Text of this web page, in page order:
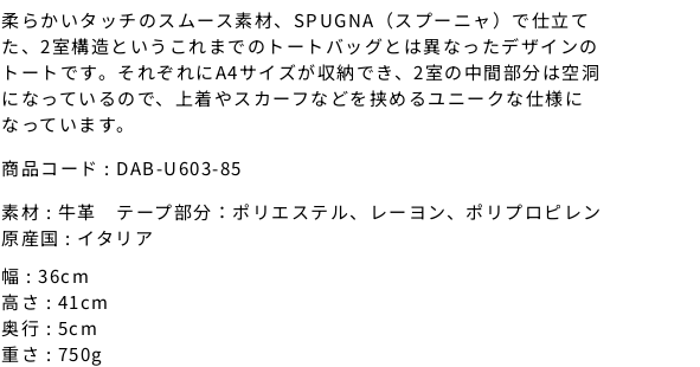
柔らかいタッチのスムース素材、SPUGNA（スプーニャ）で仕立て
た、2室構造というこれまでのトートバッグとは異なったデザインの
トートです。それぞれにA4サイズが収納でき、2室の中間部分は空洞
になっているので、上着やスカーフなどを挟めるユニークな仕様に
なっています。
商品コード : DAB-U603-85
素材 : 牛革 テープ部分：ポリエステル、レーヨン、ポリプロピレン
原産国 : イタリア
幅 : 36cm
高さ : 41cm
奥行 : 5cm
重さ : 750g